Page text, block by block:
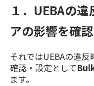
１．UEBAの
アの影響を確
それではUEBAの違
確認・設定として
ます。